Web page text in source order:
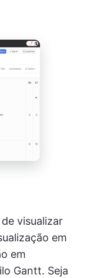
visualizar
em
em
Gantt. Seja